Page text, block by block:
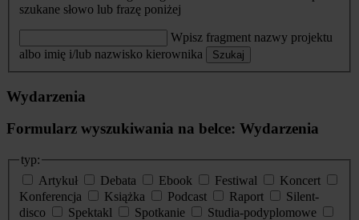
szukane słowo lub frazę poniżej
Wpisz fragment nazwy projektu
albo imię i/lub nazwisko kierownika
Szukaj
Wydarzenia
Formularz wyszukiwania na belce: Wydarzenia
typ:
Artykuł
Debata Ebook Festiwal
Koncert
Konferencja
Książka Podcast Raport
Silent-
disco
Spektakl Spotkanie
Studia-podyplomowe